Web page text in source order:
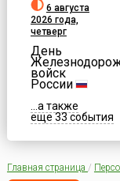
6 августа
2026 года,
четверг
День
войск
России
...а также
еще 33 события
Главная страница /